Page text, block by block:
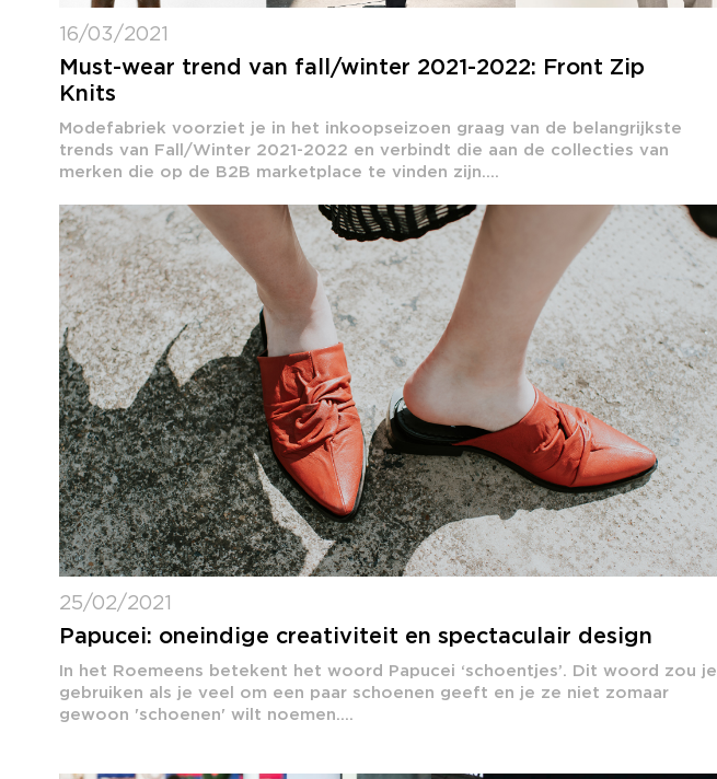
16/03/2021
Must-wear trend van fall/winter 2021-2022: Front Zip
Knits
Modefabriek voorziet je in het inkoopseizoen graag van de belangrijkste
trends van Fall/Winter 2021-2022 en verbindt die aan de collecties van
merken die op de B2B marketplace te vinden zijn....
25/02/2021
Papucei: oneindige creativiteit en spectaculair design
In het Roemeens betekent het woord Papucei ‘schoentjes’. Dit woord zou je
gebruiken als je veel om een ​​paar schoenen geeft en je ze niet zomaar
gewoon 'schoenen' wilt noemen....